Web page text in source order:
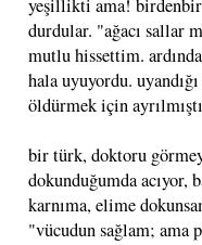
yeşillikti ama!
durdular. "ağacı sallar
mutlu hissettim.
hala uyuyordu.
öldürmek için
bir türk, doktoru
dokunduğumda acıyor,
karnıma, elime
"vücudun sağlam; ama